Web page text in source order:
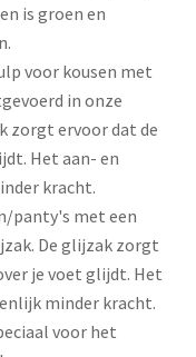
is groen en
voor kousen met
in onze
zorgt ervoor dat de
Het aan- en
kracht.
panty's met een
De glijzak zorgt
je voet glijdt. Het
minder kracht.
voor het